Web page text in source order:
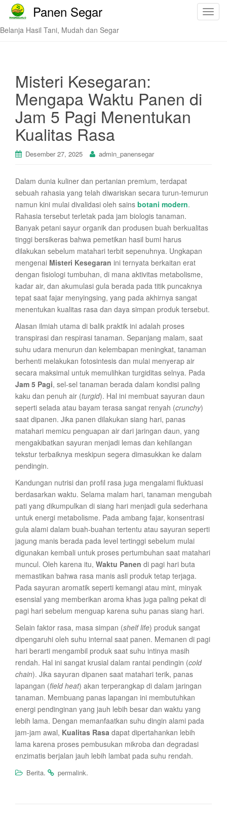
T
Panen Segar
Belanja Hasil Tani, Mudah dan Segar
Misteri Kesegaran:
Mengapa Waktu Panen di
Jam 5 Pagi Menentukan
Kualitas Rasa
Desember 27, 2025 admin_panensegar
Dalam dunia kuliner dan pertanian premium, terdapat
sebuah rahasia yang telah diwariskan secara turun-temurun
namun kini mulai divalidasi oleh sains botani modern.
Rahasia tersebut terletak pada jam biologis tanaman.
Banyak petani sayur organik dan produsen buah berkualitas
tinggi bersikeras bahwa pemetikan hasil bumi harus
dilakukan sebelum matahari terbit sepenuhnya. Ungkapan
mengenai Misteri Kesegaran ini ternyata berkaitan erat
dengan fisiologi tumbuhan, di mana aktivitas metabolisme,
kadar air, dan akumulasi gula berada pada titik puncaknya
tepat saat fajar menyingsing, yang pada akhirnya sangat
menentukan kualitas rasa dan daya simpan produk tersebut.
Alasan ilmiah utama di balik praktik ini adalah proses
transpirasi dan respirasi tanaman. Sepanjang malam, saat
suhu udara menurun dan kelembapan meningkat, tanaman
berhenti melakukan fotosintesis dan mulai menyerap air
secara maksimal untuk memulihkan turgiditas selnya. Pada
Jam 5 Pagi, sel-sel tanaman berada dalam kondisi paling
kaku dan penuh air (turgid). Hal ini membuat sayuran daun
seperti selada atau bayam terasa sangat renyah (crunchy)
saat dipanen. Jika panen dilakukan siang hari, panas
matahari memicu penguapan air dari jaringan daun, yang
mengakibatkan sayuran menjadi lemas dan kehilangan
tekstur terbaiknya meskipun segera dimasukkan ke dalam
pendingin.
Kandungan nutrisi dan profil rasa juga mengalami fluktuasi
berdasarkan waktu. Selama malam hari, tanaman mengubah
pati yang dikumpulkan di siang hari menjadi gula sederhana
untuk energi metabolisme. Pada ambang fajar, konsentrasi
gula alami dalam buah-buahan tertentu atau sayuran seperti
jagung manis berada pada level tertinggi sebelum mulai
digunakan kembali untuk proses pertumbuhan saat matahari
muncul. Oleh karena itu, Waktu Panen di pagi hari buta
memastikan bahwa rasa manis asli produk tetap terjaga.
Pada sayuran aromatik seperti kemangi atau mint, minyak
esensial yang memberikan aroma khas juga paling pekat di
pagi hari sebelum menguap karena suhu panas siang hari.
Selain faktor rasa, masa simpan (shelf life) produk sangat
dipengaruhi oleh suhu internal saat panen. Memanen di pagi
hari berarti mengambil produk saat suhu intinya masih
rendah. Hal ini sangat krusial dalam rantai pendingin (cold
chain). Jika sayuran dipanen saat matahari terik, panas
lapangan (field heat) akan terperangkap di dalam jaringan
tanaman. Membuang panas lapangan ini membutuhkan
energi pendinginan yang jauh lebih besar dan waktu yang
lebih lama. Dengan memanfaatkan suhu dingin alami pada
jam-jam awal, Kualitas Rasa dapat dipertahankan lebih
lama karena proses pembusukan mikroba dan degradasi
enzimatis berjalan jauh lebih lambat pada suhu rendah.
Berita. permalink.